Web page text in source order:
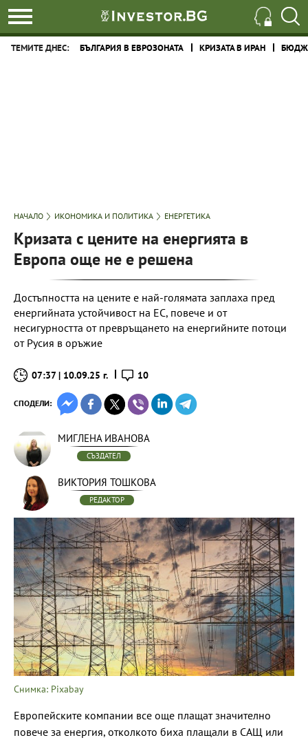
ТЕМИТЕ ДНЕС: БЪЛГАРИЯ В ЕВРОЗОНАТА КРИЗАТА В ИРАН
НАЧАЛО ИКОНОМИКА И ПОЛИТИКА ЕНЕРГЕТИКА
Кризата с цените на енергията в
Европа още не е решена
Достъпността на цените е най-голямата заплаха пред
енергийната устойчивост на ЕС, повече и от
несигурността от превръщането на енергийните потоци
от Русия в оръжие
07:37 | 10.09.25 г. 10
СПОДЕЛИ:
МИГЛЕНА ИВАНОВА
СЪЗДАТЕЛ
ВИКТОРИЯ ТОШКОВА
РЕДАКТОР
Снимка: Pixabay
Европейските компании все още плащат значително
повече за енергия, отколкото биха плащали в САЩ или